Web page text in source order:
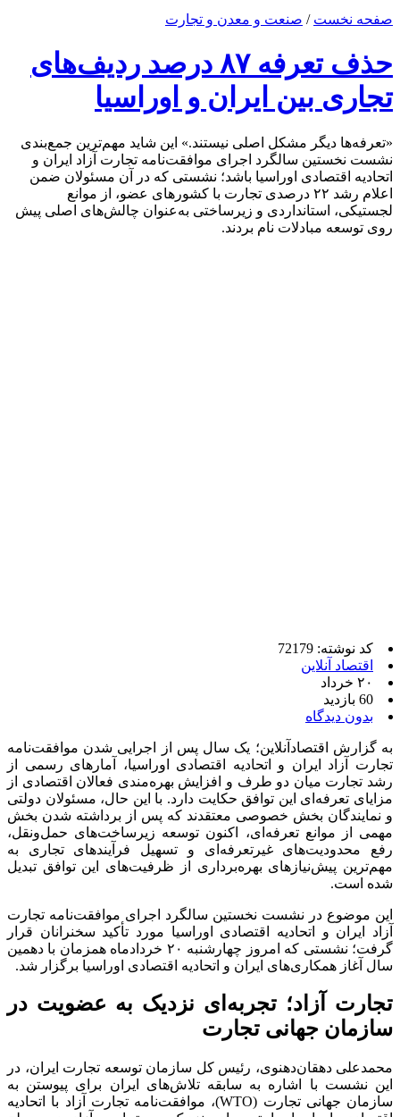
صفحه نخست / صنعت و معدن و تجارت
حذف تعرفه ۸۷ درصد ردیف‌های
تجاری بین ایران و اوراسیا
«تعرفه‌ها دیگر مشکل اصلی نیستند.» این شاید مهم‌ترین جمع‌بندی
نشست نخستین سالگرد اجرای موافقت‌نامه تجارت آزاد ایران و
اتحادیه اقتصادی اوراسیا باشد؛ نشستی که در آن مسئولان ضمن
اعلام رشد ۲۲ درصدی تجارت با کشورهای عضو، از موانع
لجستیکی، استانداردی و زیرساختی به‌عنوان چالش‌های اصلی پیش
روی توسعه مبادلات نام بردند.
کد نوشته: 72179
اقتصاد آنلاین
۲۰ خرداد
60 بازدید
بدون دیدگاه
به گزارش اقتصادآنلاین؛ یک سال پس از اجرایی شدن موافقت‌نامه
تجارت آزاد ایران و اتحادیه اقتصادی اوراسیا، آمار‌های رسمی از
رشد تجارت میان دو طرف و افزایش بهره‌مندی فعالان اقتصادی از
مزایای تعرفه‌ای این توافق حکایت دارد. با این حال، مسئولان دولتی
و نمایندگان بخش خصوصی معتقدند که پس از برداشته شدن بخش
مهمی از موانع تعرفه‌ای، اکنون توسعه زیرساخت‌های حمل‌ونقل،
رفع محدودیت‌های غیرتعرفه‌ای و تسهیل فرآیند‌های تجاری به
مهم‌ترین پیش‌نیاز‌های بهره‌برداری از ظرفیت‌های این توافق تبدیل
شده است.
این موضوع در نشست نخستین سالگرد اجرای موافقت‌نامه تجارت
آزاد ایران و اتحادیه اقتصادی اوراسیا مورد تأکید سخنرانان قرار
گرفت؛ نشستی که امروز چهارشنبه ۲۰ خردادماه همزمان با دهمین
سال آغاز همکاری‌های ایران و اتحادیه اقتصادی اوراسیا برگزار شد.
تجارت آزاد؛ تجربه‌ای نزدیک به عضویت در
سازمان جهانی تجارت
محمدعلی دهقان‌دهنوی، رئیس کل سازمان توسعه تجارت ایران، در
این نشست با اشاره به سابقه تلاش‌های ایران برای پیوستن به
سازمان جهانی تجارت (WTO)، موافقت‌نامه تجارت آزاد با اتحادیه